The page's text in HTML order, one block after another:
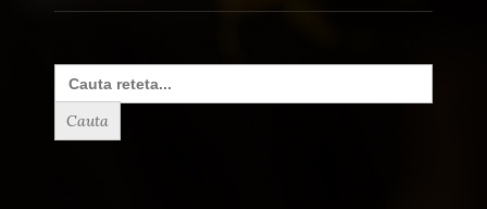
Search
for: